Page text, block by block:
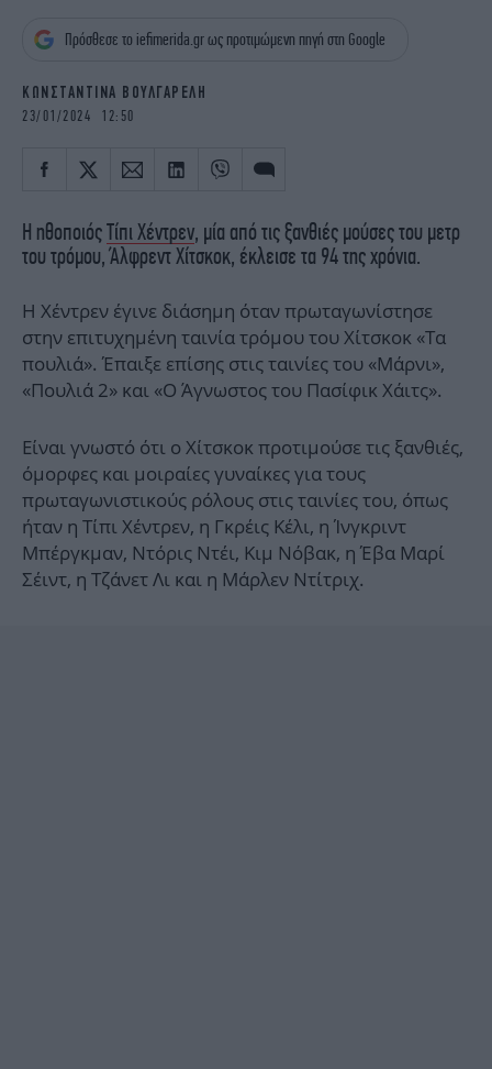
OSCARS
THE OCEAN
Πρόσθεσε το iefimerida.gr ως προτιμώμενη πηγή στη Google
ΚΩΝΣΤΑΝΤΙΝΑ ΒΟΥΛΓΑΡΕΛΗ
23/01/2024 12:50
Η ηθοποιόςΤίπι Χέντρεν, μία από τις ξανθιές μούσες του μετρ
του τρόμου, Άλφρεντ Χίτσκοκ, έκλεισε τα 94 της χρόνια.
Η Χέντρεν έγινε διάσημη όταν πρωταγωνίστησε
στην επιτυχημένη ταινία τρόμου του Χίτσκοκ «Τα
πουλιά». Έπαιξε επίσης στις ταινίες του «Μάρνι»,
«Πουλιά 2» και «Ο Άγνωστος του Πασίφικ Χάιτς».
Είναι γνωστό ότι ο Χίτσκοκ προτιμούσε τις ξανθιές,
όμορφες και μοιραίες γυναίκες για τους
πρωταγωνιστικούς ρόλους στις ταινίες του, όπως
ήταν η Τίπι Χέντρεν, η Γκρέις Κέλι, η Ίνγκριντ
Μπέργκμαν, Ντόρις Ντέι, Κιμ Νόβακ, η Έβα Μαρί
Σέιντ, η Τζάνετ Λι και η Μάρλεν Ντίτριχ.